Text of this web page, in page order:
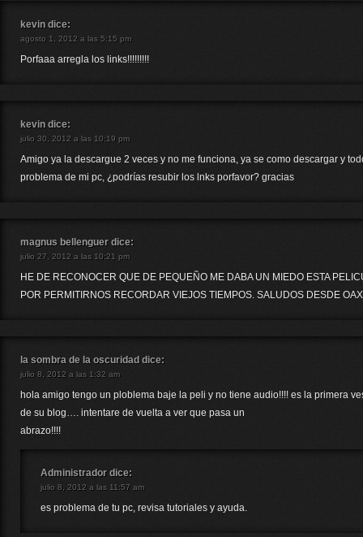
kevin dice:
agosto 1, 2012 a las 5:15 pm
Porfaaa arregla los links!!!!!!!!!
kevin dice:
julio 30, 2012 a las 10:19 pm
Amigo ya la descargue 2 veces y no me funciona, ya se como descargar y
problema de mi pc, ¿podrías resubir los lnks porfavor? gracias
magnus bellenguer dice:
julio 27, 2012 a las 10:21 pm
HE DE RECONOCER QUE DE PEQUEÑO ME DABA UN MIEDO ESTA
POR PERMITIRNOS RECORDAR VIEJOS TIEMPOS. SALUDOS DESDE
la sombra de la oscuridad dice:
julio 8, 2012 a las 1:32 am
hola amigo tengo un ploblema baje la peli y no tiene audio!!!! es la primera
de su blog…. intentare de vuelta a ver que pasa un
abrazo!!!!
Administrador dice:
julio 8, 2012 a las 11:57 am
es problema de tu pc, revisa tutoriales y ayuda.